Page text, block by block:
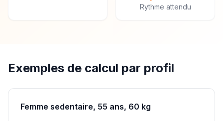
Rythme attendu
Exemples de calcul par profil
Femme sedentaire, 55 ans, 60 kg